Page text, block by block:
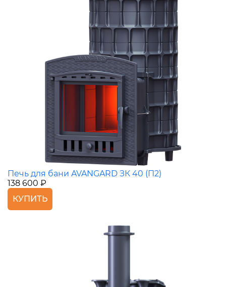
Печь для бани AVANGARD ЗК 40 (П2)
138 600 ₽
КУПИТЬ